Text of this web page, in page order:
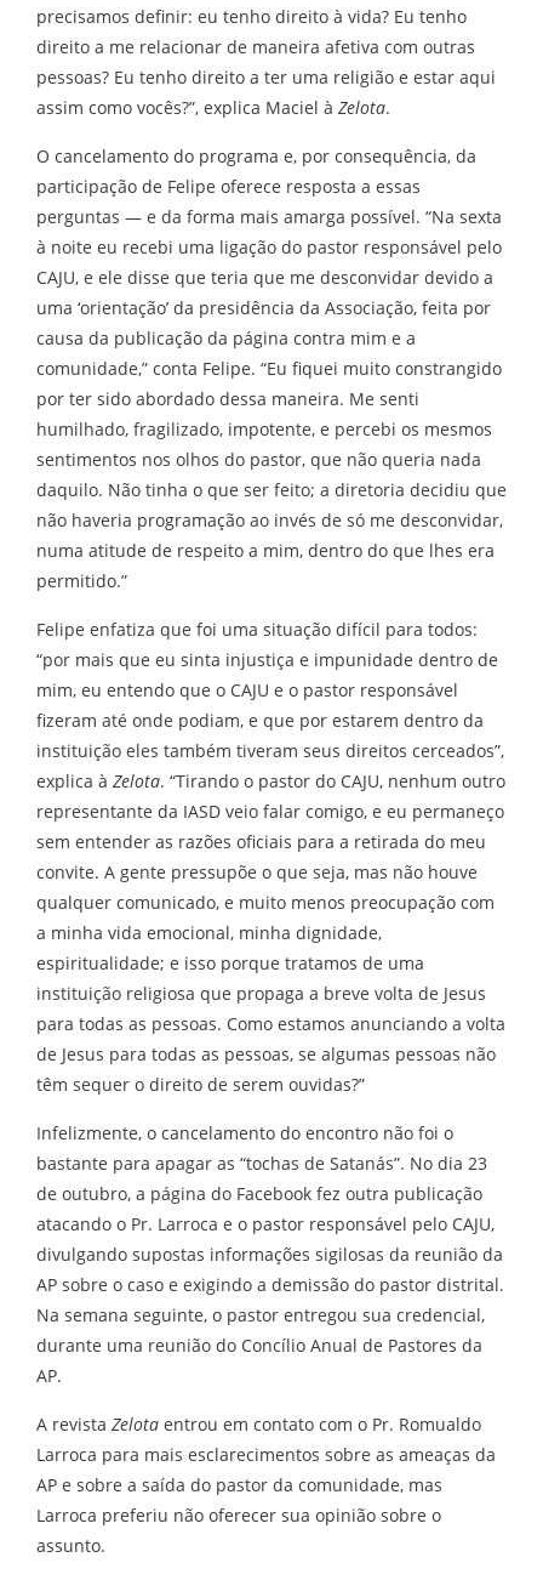
precisamos definir: eu tenho direito à vida? Eu tenho
direito a me relacionar de maneira afetiva com outras
pessoas? Eu tenho direito a ter uma religião e estar aqui
assim como vocês?”, explica Maciel à Zelota.
O cancelamento do programa e, por consequência, da
participação de Felipe oferece resposta a essas
perguntas — e da forma mais amarga possível. “Na sexta
à noite eu recebi uma ligação do pastor responsável pelo
CAJU, e ele disse que teria que me desconvidar devido a
uma ‘orientação’ da presidência da Associação, feita por
causa da publicação da página contra mim e a
comunidade,” conta Felipe. “Eu fiquei muito constrangido
por ter sido abordado dessa maneira. Me senti
humilhado, fragilizado, impotente, e percebi os mesmos
sentimentos nos olhos do pastor, que não queria nada
daquilo. Não tinha o que ser feito; a diretoria decidiu que
não haveria programação ao invés de só me desconvidar,
numa atitude de respeito a mim, dentro do que lhes era
permitido.”
Felipe enfatiza que foi uma situação difícil para todos:
“por mais que eu sinta injustiça e impunidade dentro de
mim, eu entendo que o CAJU e o pastor responsável
fizeram até onde podiam, e que por estarem dentro da
instituição eles também tiveram seus direitos cerceados”,
explica à Zelota. “Tirando o pastor do CAJU, nenhum outro
representante da IASD veio falar comigo, e eu permaneço
sem entender as razões oficiais para a retirada do meu
convite. A gente pressupõe o que seja, mas não houve
qualquer comunicado, e muito menos preocupação com
a minha vida emocional, minha dignidade,
espiritualidade; e isso porque tratamos de uma
instituição religiosa que propaga a breve volta de Jesus
para todas as pessoas. Como estamos anunciando a volta
de Jesus para todas as pessoas, se algumas pessoas não
têm sequer o direito de serem ouvidas?”
Infelizmente, o cancelamento do encontro não foi o
bastante para apagar as “tochas de Satanás”. No dia 23
de outubro, a página do Facebook fez outra publicação
atacando o Pr. Larroca e o pastor responsável pelo CAJU,
divulgando supostas informações sigilosas da reunião da
AP sobre o caso e exigindo a demissão do pastor distrital.
Na semana seguinte, o pastor entregou sua credencial,
durante uma reunião do Concílio Anual de Pastores da
AP.
A revista Zelota entrou em contato com o Pr. Romualdo
Larroca para mais esclarecimentos sobre as ameaças da
AP e sobre a saída do pastor da comunidade, mas
Larroca preferiu não oferecer sua opinião sobre o
assunto.